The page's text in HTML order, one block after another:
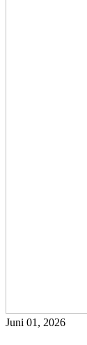
Juni 01, 2026